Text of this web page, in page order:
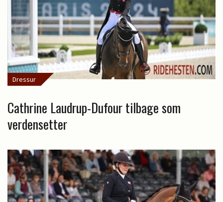
Dressur
Cathrine Laudrup-Dufour tilbage som
verdensetter